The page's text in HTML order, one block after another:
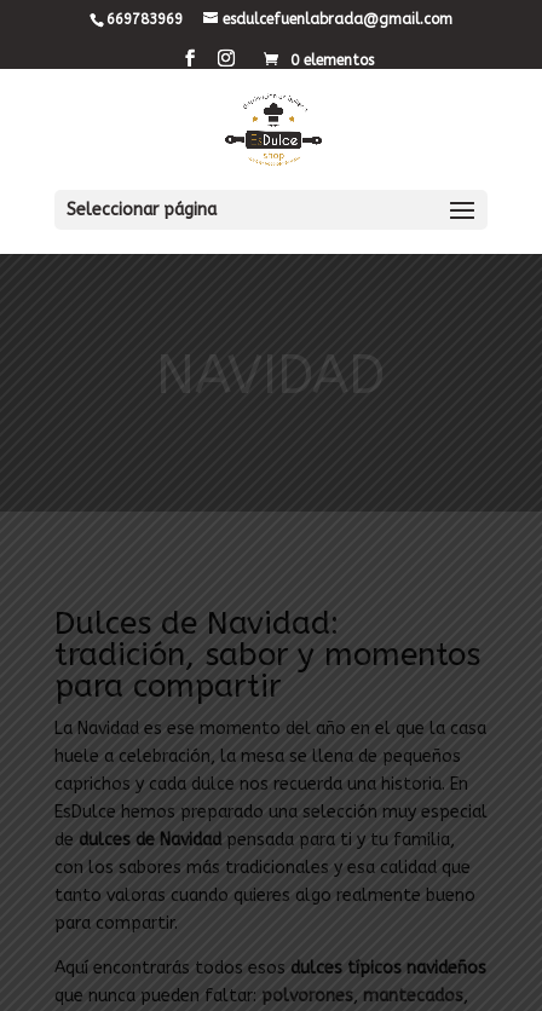
669783969 esdulcefuenlabrada@gmail.com
0 elementos
Seleccionar página
NAVIDAD
Dulces de Navidad:
tradición, sabor y momentos
para compartir
La Navidad es ese momento del año en el que la casa
huele a celebración, la mesa se llena de pequeños
caprichos y cada dulce nos recuerda una historia. En
EsDulce hemos preparado una selección muy especial
de dulces de Navidad pensada para ti y tu familia,
con los sabores más tradicionales y esa calidad que
tanto valoras cuando quieres algo realmente bueno
para compartir.
Aquí encontrarás todos esos dulces típicos navideños
que nunca pueden faltar: polvorones, mantecados,